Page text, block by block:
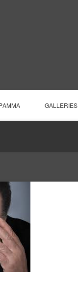
GALLERIES